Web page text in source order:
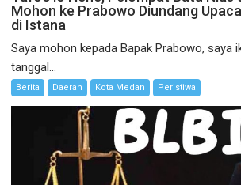
Mohon ke Prabowo Diundang
di Istana
Saya mohon kepada Bapak Prabowo, saya
tanggal...
Berita Daerah Kota Medan Peristiwa